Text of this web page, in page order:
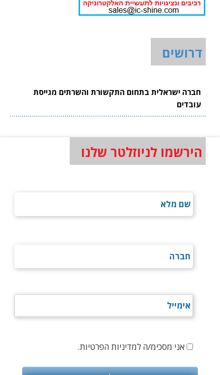
דרושים
חברה ישראלית בתחום התקשורת והשרתים מגייסת
עובדים
הירשמו לניוזלטר שלנו
אני מסכימ/ה למדיניות הפרטיות.